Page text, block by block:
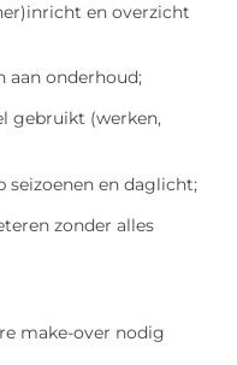
en overzicht
onderhoud;
gebruikt (werken,
en daglicht;
zonder alles
make-over nodig